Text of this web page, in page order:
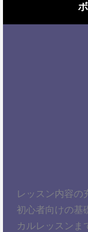
レッスン内容の
初心者向けの基
カルレッスンま